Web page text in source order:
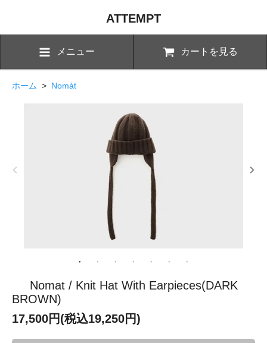
ATTEMPT
メニュー カートを見る
ホーム > Nomàt
Nomat / Knit Hat With Earpieces(DARK
BROWN)
17,500円(税込19,250円)